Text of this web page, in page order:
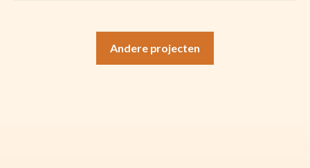
Andere projecten